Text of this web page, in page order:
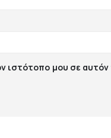
ιστότοπο μου σε